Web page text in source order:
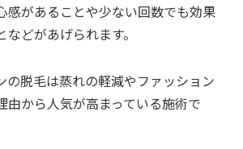
感があることや少ない回数でも効果
どがあげられます。
の脱毛は蒸れの軽減やファッション
由から人気が高まっている施術で